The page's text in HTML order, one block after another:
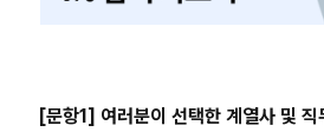
[문항1] 여러분이 선택한 계열사 및 직